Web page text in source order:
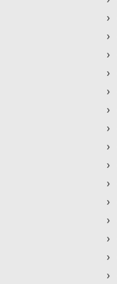
›
›
›
›
›
›
›
›
›
›
›
›
›
›
›